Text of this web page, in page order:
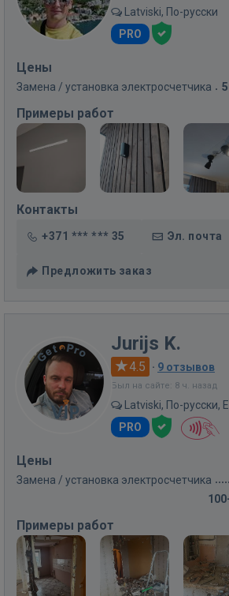
Latviski, По-русски
PRO
Цены
Замена / установка электросчетчика
Примеры работ
Контакты
+371 *** *** 35 Эл. почта
Предложить заказ
Jurijs K.
4.5 · 9 отзывов
Был на сайте: 8 ч. назад
Latviski, По-русски,
PRO
Цены
Замена / установка электросчетчика
Примеры работ